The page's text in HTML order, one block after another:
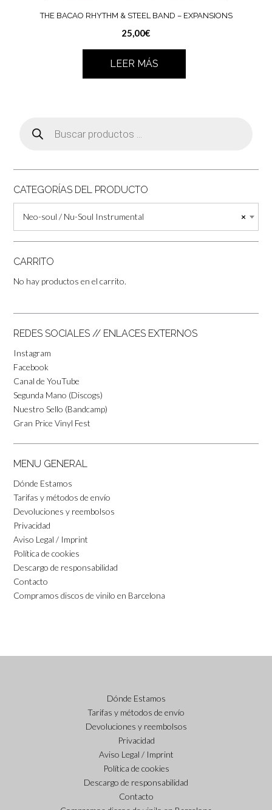
THE BACAO RHYTHM & STEEL BAND – EXPANSIONS
25,00€
LEER MÁS
productos
CATEGORÍAS DEL PRODUCTO
×
Neo-soul / Nu-Soul Instrumental
CARRITO
No hay productos en el carrito.
REDES SOCIALES // ENLACES EXTERNOS
Instagram
Facebook
Canal de YouTube
Segunda Mano (Discogs)
Nuestro Sello (Bandcamp)
Gran Price Vinyl Fest
MENU GENERAL
Dónde Estamos
Tarifas y métodos de envío
Devoluciones y reembolsos
Privacidad
Aviso Legal / Imprint
Política de cookies
Descargo de responsabilidad
Contacto
Compramos discos de vinilo en Barcelona
Dónde Estamos
Tarifas y métodos de envío
Devoluciones y reembolsos
Privacidad
Aviso Legal / Imprint
Política de cookies
Descargo de responsabilidad
Contacto